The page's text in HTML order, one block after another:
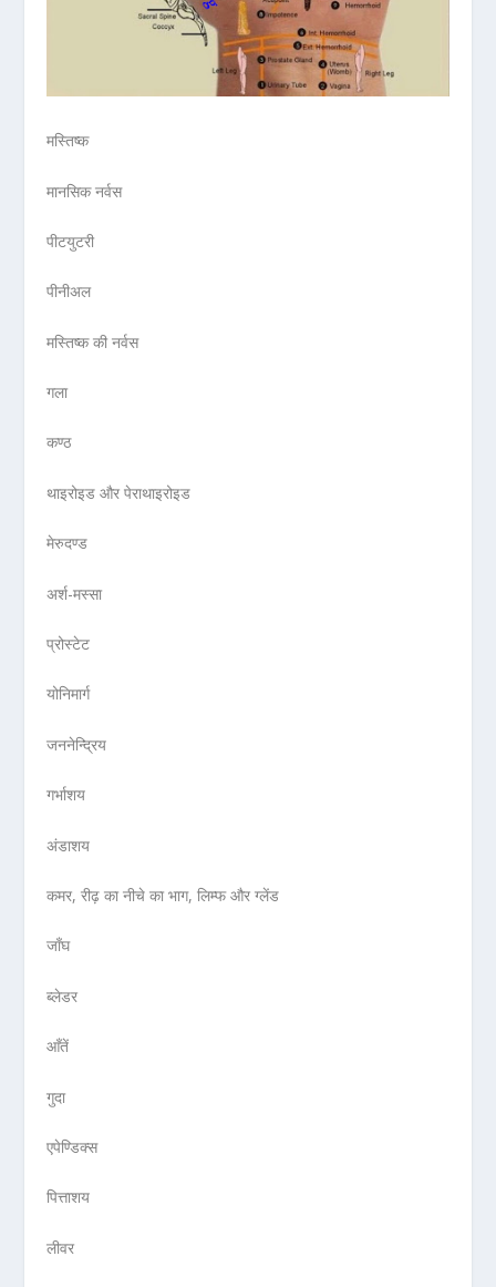
मस्तिष्क
मानसिक नर्वस
पीटयुटरी
पीनीअल
मस्तिष्क की नर्वस
गला
कण्ठ
थाइरोइड और पेराथाइरोइड
मेरुदण्ड
अर्श-मस्सा
प्रोस्टेट
योनिमार्ग
जननेन्द्रिय
गर्भाशय
अंडाशय
कमर, रीढ़ का नीचे का भाग, लिम्फ और ग्लेंड
जाँघ
ब्लेडर
आँतें
गुदा
एपेण्डिक्स
पित्ताशय
लीवर